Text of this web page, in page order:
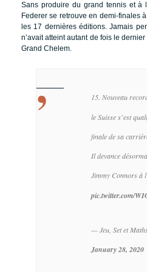
Sans produire du grand tennis et à
Federer se retrouve en demi-finales
les 17 dernières éditions. Jamais
n’avait atteint autant de fois le
Grand Chelem.
15. Nouveau
le Suisse s’est
finale de sa
Il devance
Jimmy Connors à
pic.twitter.com/
— Jeu, Set et
January 28, 2020